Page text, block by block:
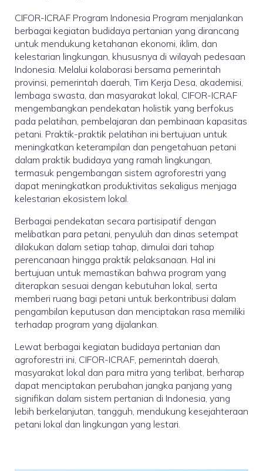
CIFOR-ICRAF Program Indonesia Program menjalankan
berbagai kegiatan budidaya pertanian yang dirancang
untuk mendukung ketahanan ekonomi, iklim, dan
kelestarian lingkungan, khususnya di wilayah pedesaan
Indonesia. Melalui kolaborasi bersama pemerintah
provinsi, pemerintah daerah, Tim Kerja Desa, akademisi,
lembaga swasta, dan masyarakat lokal, CIFOR-ICRAF
mengembangkan pendekatan holistik yang berfokus
pada pelatihan, pembelajaran dan pembinaan kapasitas
petani. Praktik-praktik pelatihan ini bertujuan untuk
meningkatkan keterampilan dan pengetahuan petani
dalam praktik budidaya yang ramah lingkungan,
termasuk pengembangan sistem agroforestri yang
dapat meningkatkan produktivitas sekaligus menjaga
kelestarian ekosistem lokal.
Berbagai pendekatan secara partisipatif dengan
melibatkan para petani, penyuluh dan dinas setempat
dilakukan dalam setiap tahap, dimulai dari tahap
perencanaan hingga praktik pelaksanaan. Hal ini
bertujuan untuk memastikan bahwa program yang
diterapkan sesuai dengan kebutuhan lokal, serta
memberi ruang bagi petani untuk berkontribusi dalam
pengambilan keputusan dan menciptakan rasa memiliki
terhadap program yang dijalankan.
Lewat berbagai kegiatan budidaya pertanian dan
agroforestri ini, CIFOR-ICRAF, pemerintah daerah,
masyarakat lokal dan para mitra yang terlibat, berharap
dapat menciptakan perubahan jangka panjang yang
signifikan dalam sistem pertanian di Indonesia, yang
lebih berkelanjutan, tangguh, mendukung kesejahteraan
petani lokal dan lingkungan yang lestari.